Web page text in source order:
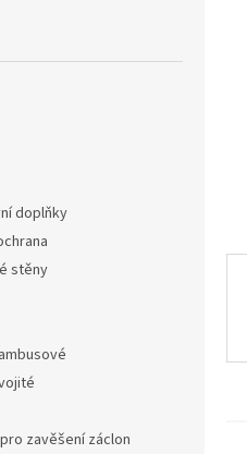
doplňky
stěny
zavěšení záclon